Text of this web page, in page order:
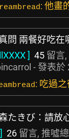
: 他畫
問 兩餐好吃在
] 45 留言
- 發表於
: 吃過
たきび：請放
26 留言, 推噓